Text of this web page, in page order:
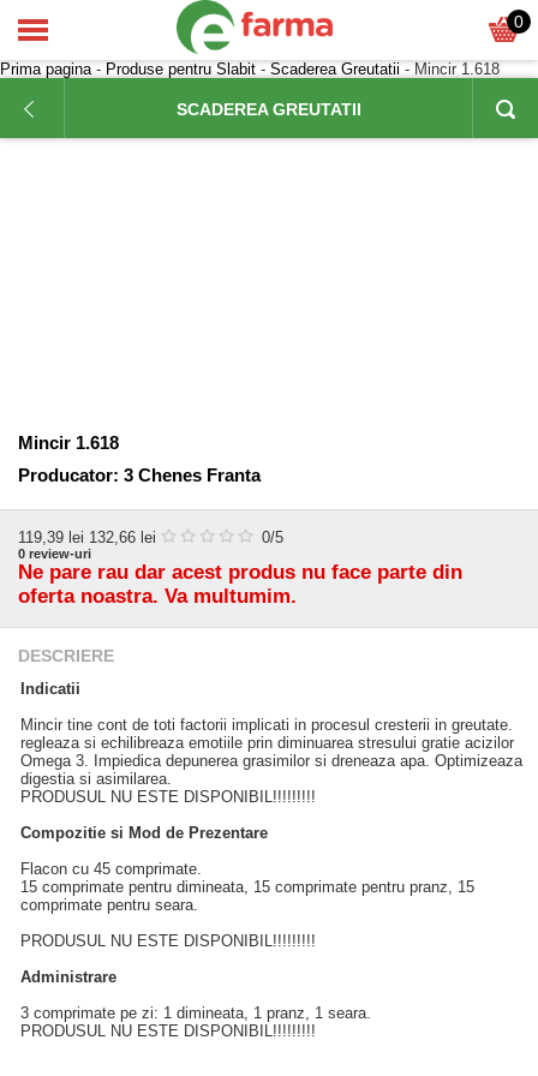
0
Prima pagina- Produse pentru Slabit - Scaderea Greutatii - Mincir 1.618
SCADEREA GREUTATII
Mincir 1.618
Producator: 3 Chenes Franta
119,39 lei 132,66 lei 0/5
0 review-uri
Ne pare rau dar acest produs nu face parte din
oferta noastra. Va multumim.
DESCRIERE
Indicatii
Mincir tine cont de toti factorii implicati in procesul cresterii in greutate.
regleaza si echilibreaza emotiile prin diminuarea stresului gratie acizilor
Omega 3. Impiedica depunerea grasimilor si dreneaza apa. Optimizeaza
digestia si asimilarea.
PRODUSUL NU ESTE DISPONIBIL!!!!!!!!!
Compozitie si Mod de Prezentare
Flacon cu 45 comprimate.
15 comprimate pentru dimineata, 15 comprimate pentru pranz, 15
comprimate pentru seara.
PRODUSUL NU ESTE DISPONIBIL!!!!!!!!!
Administrare
3 comprimate pe zi: 1 dimineata, 1 pranz, 1 seara.
PRODUSUL NU ESTE DISPONIBIL!!!!!!!!!